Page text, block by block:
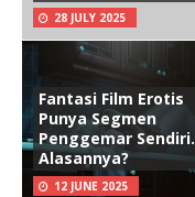
28 JULY 2025
Fantasi Film Erotis
Punya Segmen
Penggemar Sendiri.
Alasannya?
12 JUNE 2025